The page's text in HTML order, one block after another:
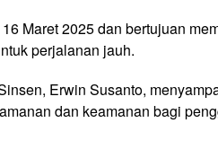
Maret 2025 dan bertujuan
perjalanan jauh.
Erwin Susanto,
dan keamanan bagi